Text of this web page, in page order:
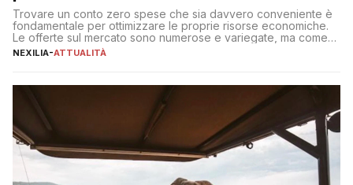
Trovare un conto zero spese che sia davvero conveniente è
fondamentale per ottimizzare le proprie risorse economiche.
Le offerte sul mercato sono numerose e variegate, ma come
individuare quella più adatta alle proprie esigenze senza
sul […]
NEXILIA-ATTUALITÀ